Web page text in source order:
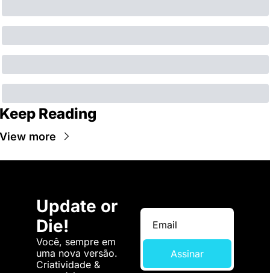
Reading
more
Update or
Die!
Você, sempre em
uma nova versão.
Criatividade &
Assinar